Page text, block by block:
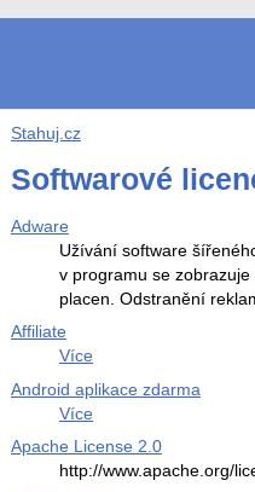
Stahuj.cz
Softwarové
Adware
Užívání software
v programu se
placen. Odstranění
Affiliate
Více
Android aplikace zdarma
Více
Apache License 2.0
http://www.apache.org/